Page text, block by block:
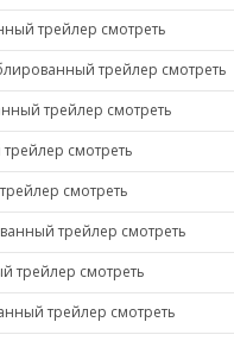
трейлер смотреть
трейлер смотреть
трейлер смотреть
смотреть
смотреть
трейлер смотреть
трейлер смотреть
трейлер смотреть